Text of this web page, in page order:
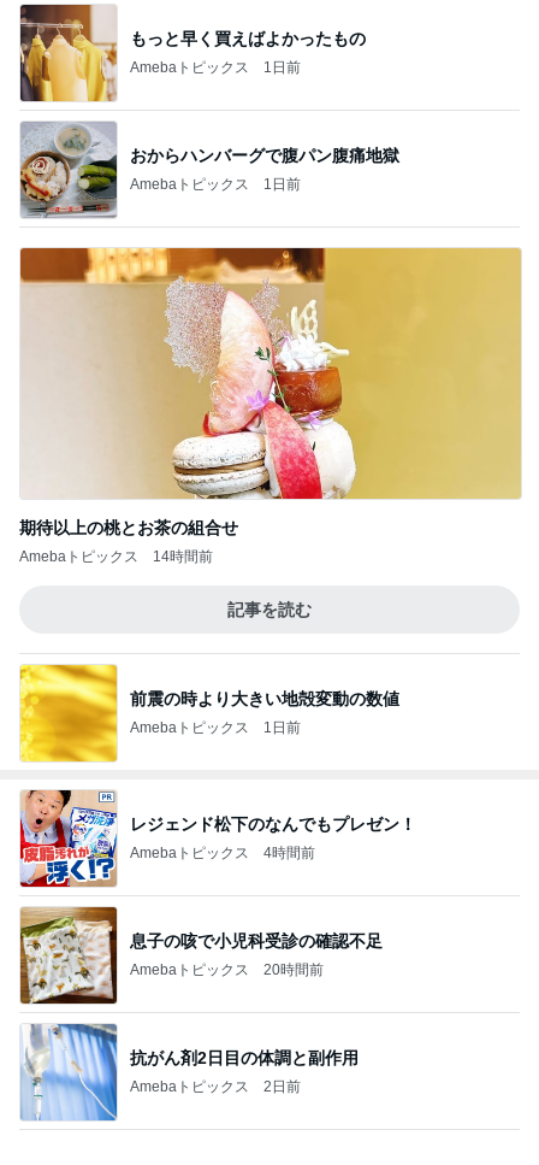
もっと早く買えばよかったもの
Amebaトピックス 1日前
おからハンバーグで腹パン腹痛地獄
Amebaトピックス 1日前
期待以上の桃とお茶の組合せ
Amebaトピックス 14時間前
記事を読む
前震の時より大きい地殻変動の数値
Amebaトピックス 1日前
レジェンド松下のなんでもプレゼン！
Amebaトピックス 4時間前
息子の咳で小児科受診の確認不足
Amebaトピックス 20時間前
抗がん剤2日目の体調と副作用
Amebaトピックス 2日前